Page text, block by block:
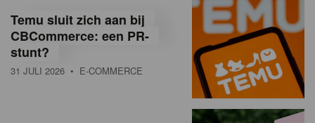
o
n
d
Temu sluit zich aan bij
CBCommerce: een PR-
stunt?
31 JULI 2026 • E-COMMERCE